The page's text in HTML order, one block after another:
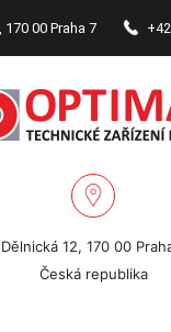
00 Praha 7
Dělnická 12, 170 00
Česká republika